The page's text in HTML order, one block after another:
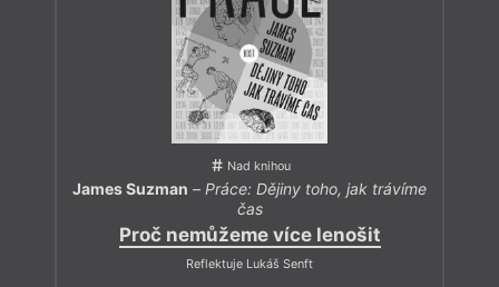
Nad knihou
James Suzman – Práce: Dějiny toho, jak trávíme
čas
Proč nemůžeme více lenošit
Reflektuje Lukáš Senft